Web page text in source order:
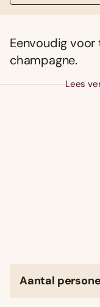
Eenvoudig
champagne.
Lees
Aantal